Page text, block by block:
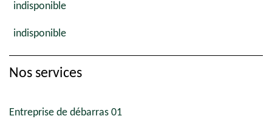
indisponible
indisponible
Nos services
Entreprise de débarras 01